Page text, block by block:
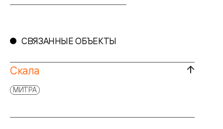
СВЯЗАННЫЕ ОБЪЕКТЫ
Скала
МИТРА